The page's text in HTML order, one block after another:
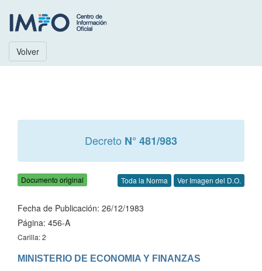
Volver
Decreto N° 481/983
Documento original Toda la Norma Ver Imagen del D.O.
Fecha de Publicación: 26/12/1983
Página: 456-A
Carilla: 2
MINISTERIO DE ECONOMIA Y FINANZAS